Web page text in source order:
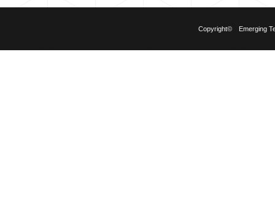
Copyright© Emerging